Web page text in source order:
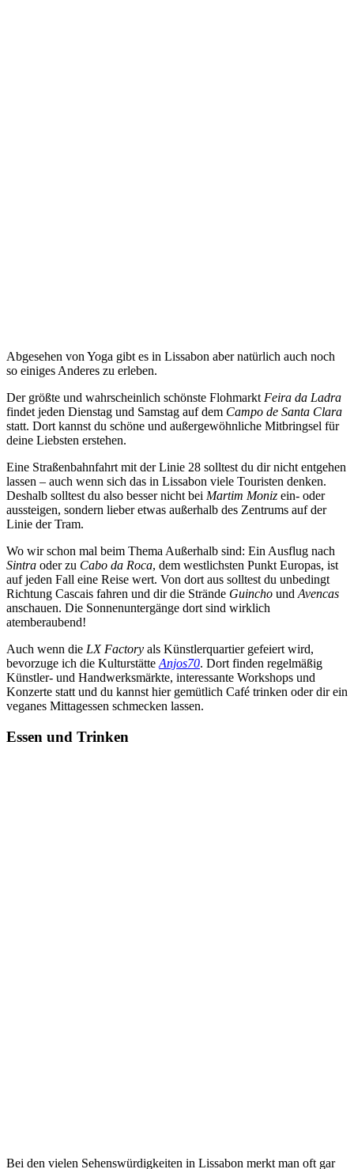
Abgesehen von Yoga gibt es in Lissabon aber natürlich auch noch
so einiges Anderes zu erleben.
Der größte und wahrscheinlich schönste Flohmarkt Feira da Ladra
findet jeden Dienstag und Samstag auf dem Campo de Santa Clara
statt. Dort kannst du schöne und außergewöhnliche Mitbringsel für
deine Liebsten erstehen.
Eine Straßenbahnfahrt mit der Linie 28 solltest du dir nicht entgehen
lassen – auch wenn sich das in Lissabon viele Touristen denken.
Deshalb solltest du also besser nicht bei Martim Moniz ein- oder
aussteigen, sondern lieber etwas außerhalb des Zentrums auf der
Linie der Tram.
Wo wir schon mal beim Thema Außerhalb sind: Ein Ausflug nach
Sintra oder zu Cabo da Roca, dem westlichsten Punkt Europas, ist
auf jeden Fall eine Reise wert. Von dort aus solltest du unbedingt
Richtung Cascais fahren und dir die Strände Guincho und Avencas
anschauen. Die Sonnenuntergänge dort sind wirklich
atemberaubend!
Auch wenn die LX Factory als Künstlerquartier gefeiert wird,
bevorzuge ich die Kulturstätte Anjos70. Dort finden regelmäßig
Künstler- und Handwerksmärkte, interessante Workshops und
Konzerte statt und du kannst hier gemütlich Café trinken oder dir ein
veganes Mittagessen schmecken lassen.
Essen und Trinken
Bei den vielen Sehenswürdigkeiten in Lissabon merkt man oft gar